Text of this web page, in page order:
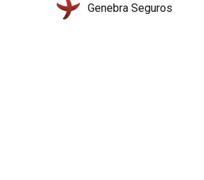
Genebra Seguros